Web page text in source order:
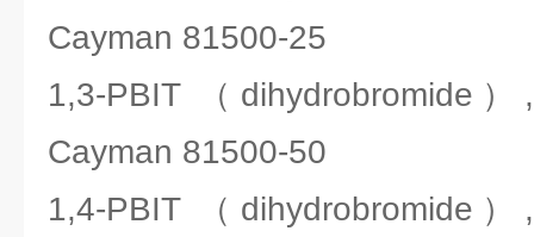
Cayman 81500-25
1,3-PBIT （dihydrobromide
Cayman 81500-50
1,4-PBIT （dihydrobromide